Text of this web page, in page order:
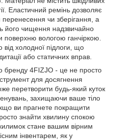
Еластичний ремінь дозволяє
чи зберігання, а
його чищення надзвичайно
поверхню вологою ганчіркою.
від холодної підлоги, що
або статичних вправ.
бренду 4FIZJO - це не просто
для досягнення
перетворити будь-який куток
захищаючи ваше тіло
ви прагнете покращити
знайти хвилину спокою
стане вашим вірним
інвентарем, як у